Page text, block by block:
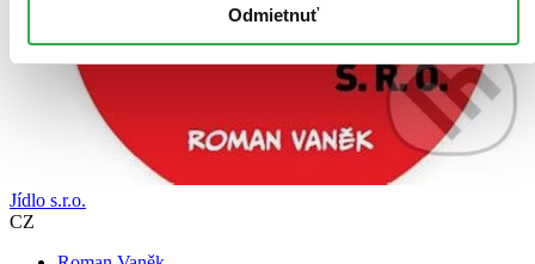
Odmietnuť
Jídlo s.r.o.
CZ